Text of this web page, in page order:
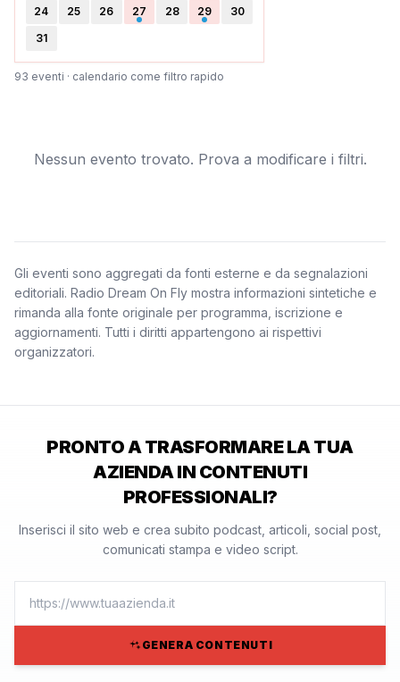
24
25 26 27 28 29
30
31
93 eventi · calendario come filtro rapido
Nessun evento trovato. Prova a modificare i filtri.
Gli eventi sono aggregati da fonti esterne e da segnalazioni
editoriali. Radio Dream On Fly mostra informazioni sintetiche e
rimanda alla fonte originale per programma, iscrizione e
aggiornamenti. Tutti i diritti appartengono ai rispettivi
organizzatori.
PRONTO A TRASFORMARE LA TUA
AZIENDA IN CONTENUTI
PROFESSIONALI?
Inserisci il sito web e crea subito podcast, articoli, social post,
comunicati stampa e video script.
GENERA CONTENUTI